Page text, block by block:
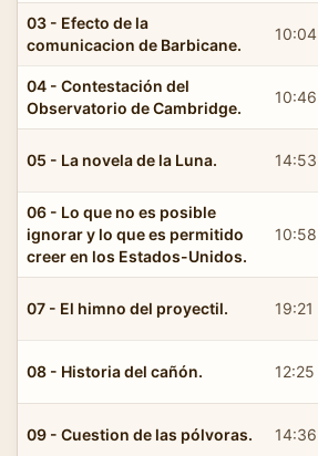
03 - Efecto de la
comunicacion de Barbicane.
10:04
04 - Contestación del
Observatorio de Cambridge.
10:46
05 - La novela de la Luna. 14:53
06 - Lo que no es posible
ignorar y lo que es permitido
creer en los Estados-Unidos.
10:58
07 - El himno del proyectil. 19:21
08 - Historia del cañón. 12:25
09 - Cuestion de las pólvoras. 14:36